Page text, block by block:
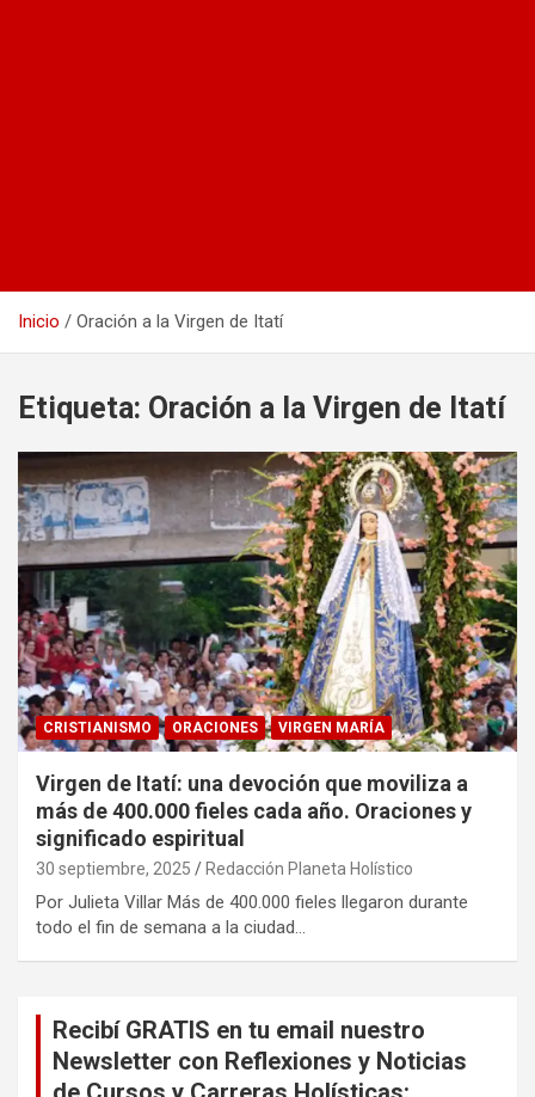
Inicio Oración a la Virgen de Itatí
Etiqueta: Oración a la Virgen de Itatí
CRISTIANISMO ORACIONES VIRGEN MARÍA
Virgen de Itatí: una devoción que moviliza a
más de 400.000 fieles cada año. Oraciones y
significado espiritual
30 septiembre, 2025 Redacción Planeta Holístico
Por Julieta Villar Más de 400.000 fieles llegaron durante
todo el fin de semana a la ciudad…
Recibí GRATIS en tu email nuestro
Newsletter con Reflexiones y Noticias